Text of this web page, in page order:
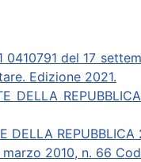
0410791 del 17
Edizione 2021.
DELLA
DELLA
marzo 2010, n. 66